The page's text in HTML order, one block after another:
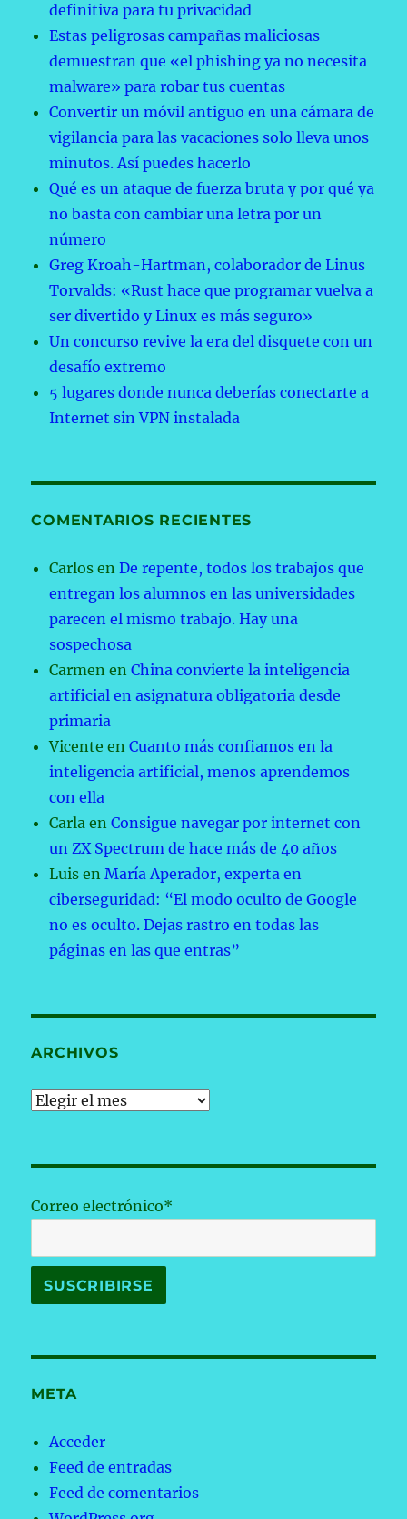
definitiva para tu privacidad
Estas peligrosas campañas maliciosas
demuestran que «el phishing ya no necesita
malware» para robar tus cuentas
Convertir un móvil antiguo en una cámara de
vigilancia para las vacaciones solo lleva unos
minutos. Así puedes hacerlo
Qué es un ataque de fuerza bruta y por qué ya
no basta con cambiar una letra por un
número
Greg Kroah-Hartman, colaborador de Linus
Torvalds: «Rust hace que programar vuelva a
ser divertido y Linux es más seguro»
Un concurso revive la era del disquete con un
desafío extremo
5 lugares donde nunca deberías conectarte a
Internet sin VPN instalada
COMENTARIOS RECIENTES
Carlos enDe repente, todos los trabajos que
entregan los alumnos en las universidades
parecen el mismo trabajo. Hay una
sospechosa
Carmen enChina convierte la inteligencia
artificial en asignatura obligatoria desde
primaria
Vicente enCuanto más confiamos en la
inteligencia artificial, menos aprendemos
con ella
Carla enConsigue navegar por internet con
un ZX Spectrum de hace más de 40 años
Luis enMaría Aperador, experta en
ciberseguridad: “El modo oculto de Google
no es oculto. Dejas rastro en todas las
páginas en las que entras”
ARCHIVOS
Archivos
Correo electrónico*
META
Acceder
Feed de entradas
Feed de comentarios